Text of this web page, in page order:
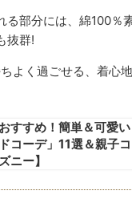
る部分には、綿100％
抜群!
よく過ごせる、着心
すすめ！簡単＆可愛
コーデ」11選＆親子
ニー】